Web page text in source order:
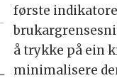
første
å trykke på ein
minimalisere